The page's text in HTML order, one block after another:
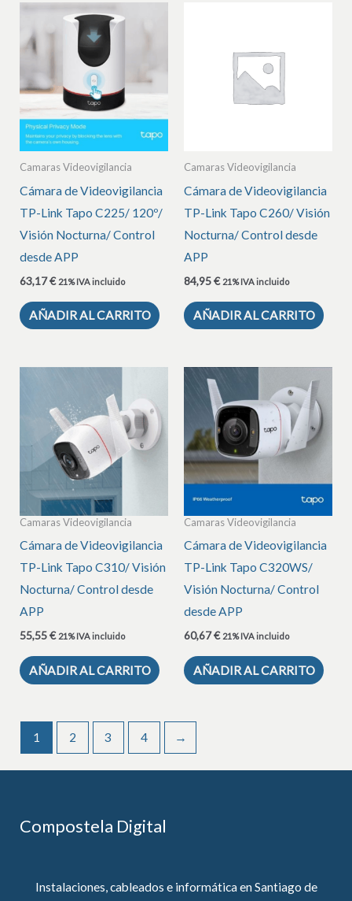
Camaras Videovigilancia
Cámara de Videovigilancia
TP-Link Tapo C225/ 120º/
Visión Nocturna/ Control
desde APP
63,17€ 21% IVA incluido
AÑADIR AL CARRITO
Camaras Videovigilancia
Cámara de Videovigilancia
TP-Link Tapo C260/ Visión
Nocturna/ Control desde
APP
84,95€ 21% IVA incluido
AÑADIR AL CARRITO
Camaras Videovigilancia
Cámara de Videovigilancia
TP-Link Tapo C310/ Visión
Nocturna/ Control desde
APP
55,55€ 21% IVA incluido
AÑADIR AL CARRITO
Camaras Videovigilancia
Cámara de Videovigilancia
TP-Link Tapo C320WS/
Visión Nocturna/ Control
desde APP
60,67€ 21% IVA incluido
AÑADIR AL CARRITO
1 2 3 4 →
Compostela Digital
Instalaciones, cableados e informática en Santiago de